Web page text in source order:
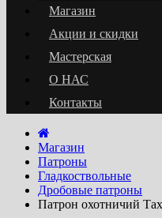
Магазин
Акции и скидки
Мастерская
О НАС
Контакты
Магазин
Патроны
Гладкоствольные
Дробовые патроны
Патрон охотничий